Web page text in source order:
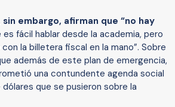
embargo, afirman que “no hay
es fácil hablar desde la academia, pero
la billetera fiscal en la mano”. Sobre
además de este plan de emergencia,
una contundente agenda social
que se pusieron sobre la